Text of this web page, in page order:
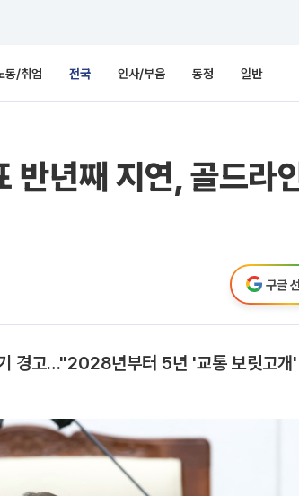
동/취업 전국 인사/부음 동정 일반
반년째 지연, 골드
구글
경고…"2028년부터 5년 '교통 보릿고